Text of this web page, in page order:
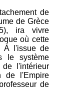
de
de Grèce
ira vivre
où cette
À l'issue de
le système
l'intérieur
de l'Empire
de